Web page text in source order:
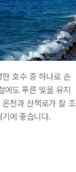
호수 중 하나로 손
에도 푸른 빛을 유지
천과 산책로가 잘 조
에 좋습니다.